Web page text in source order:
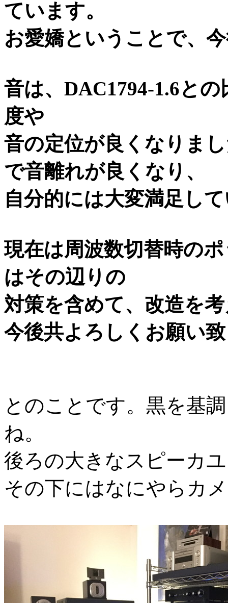
ています。
お愛嬌ということで、
音は、DAC1794-1.6と
度や
音の定位が良くなりま
で音離れが良くなり、
自分的には大変満足し
現在は周波数切替時の
はその辺りの
対策を含めて、改造を
今後共よろしくお願い
とのことです。黒を基
ね。
後ろの大きなスピーカ
その下にはなにやらカ